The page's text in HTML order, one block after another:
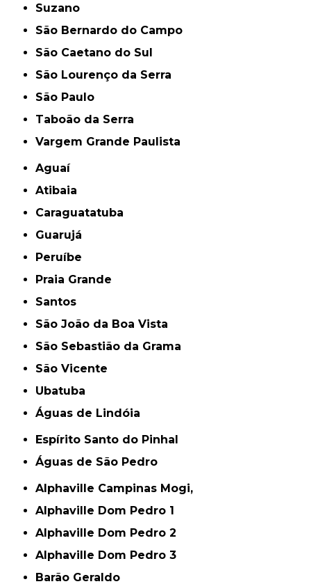
Suzano
São Bernardo do Campo
São Caetano do Sul
São Lourenço da Serra
São Paulo
Taboão da Serra
Vargem Grande Paulista
Aguaí
Atibaia
Caraguatatuba
Guarujá
Peruíbe
Praia Grande
Santos
São João da Boa Vista
São Sebastião da Grama
São Vicente
Ubatuba
Águas de Lindóia
Espírito Santo do Pinhal
Águas de São Pedro
Alphaville Campinas Mogi,
Alphaville Dom Pedro 1
Alphaville Dom Pedro 2
Alphaville Dom Pedro 3
Barão Geraldo